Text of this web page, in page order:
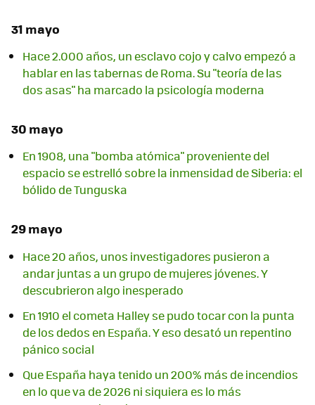
31 mayo
Hace 2.000 años, un esclavo cojo y calvo empezó a
hablar en las tabernas de Roma. Su "teoría de las
dos asas" ha marcado la psicología moderna
30 mayo
En 1908, una "bomba atómica" proveniente del
espacio se estrelló sobre la inmensidad de Siberia: el
bólido de Tunguska
29 mayo
Hace 20 años, unos investigadores pusieron a
andar juntas a un grupo de mujeres jóvenes. Y
descubrieron algo inesperado
En 1910 el cometa Halley se pudo tocar con la punta
de los dedos en España. Y eso desató un repentino
pánico social
Que España haya tenido un 200% más de incendios
en lo que va de 2026 ni siquiera es lo más